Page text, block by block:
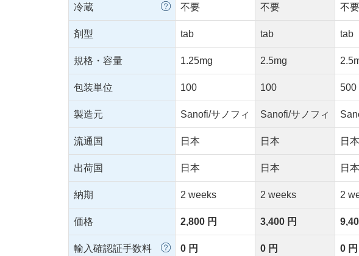
冷蔵 不要 不要 不要
剤型 tab tab tab
規格・容量 1.25mg 2.5mg
包装単位 100 100 500
製造元 Sanofi/サノフィ Sanofi/サノフィ
流通国 日本 日本 日本
出荷国 日本 日本 日本
納期 2 weeks 2 weeks 2
価格 2,800 円 3,400 円
輸入確認証手数料 0 円 0 円 0 円